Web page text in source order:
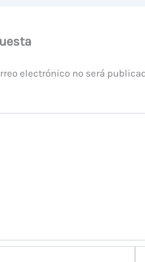
electrónico no será